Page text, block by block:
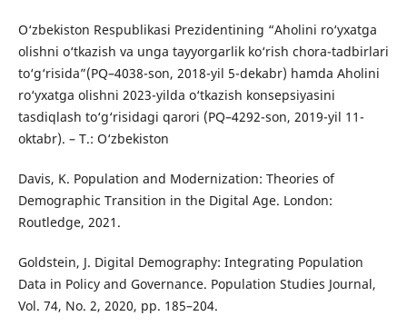
O‘zbekiston Respublikasi Prezidentining “Aholini ro‘yxatga
olishni o‘tkazish va unga tayyorgarlik ko‘rish chora-tadbirlari
to‘g‘risida”(PQ–4038-son, 2018-yil 5-dekabr) hamda Aholini
ro‘yxatga olishni 2023-yilda o‘tkazish konsepsiyasini
tasdiqlash to‘g‘risidagi qarori (PQ–4292-son, 2019-yil 11-
oktabr). – T.: O‘zbekiston
Davis, K. Population and Modernization: Theories of
Demographic Transition in the Digital Age. London:
Routledge, 2021.
Goldstein, J. Digital Demography: Integrating Population
Data in Policy and Governance. Population Studies Journal,
Vol. 74, No. 2, 2020, pp. 185–204.